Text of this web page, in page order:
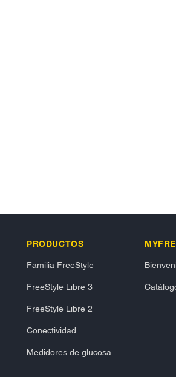
PRODUCTOS
Familia FreeStyle
FreeStyle Libre 3
FreeStyle Libre 2
Conectividad
Medidores de glucosa